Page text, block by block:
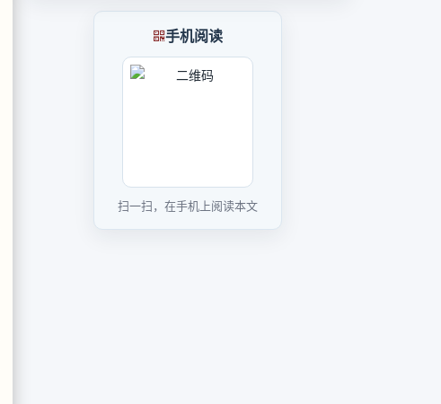
手机阅读
扫一扫，在手机上阅读本文